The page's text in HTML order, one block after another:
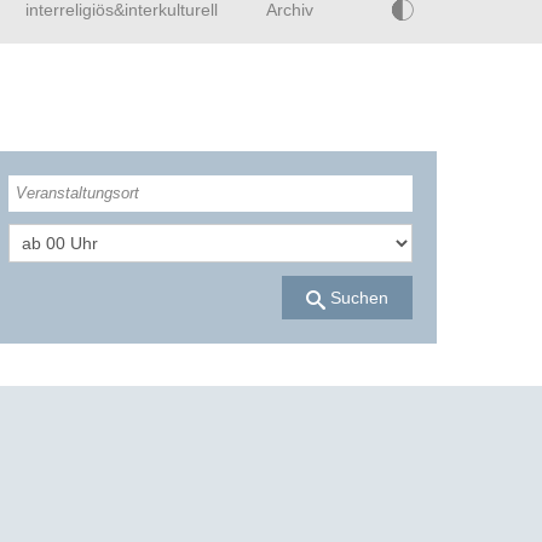
interreligiös&interkulturell Archiv
Suchen